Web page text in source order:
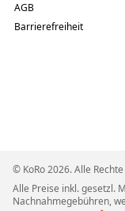
AGB
Barrierefreiheit
© KoRo 2026. Alle
Alle Preise inkl. gesetzl.
Nachnahmegebühren,